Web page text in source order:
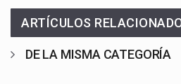
ARTÍCULOS
DE LA MISMA CATEGORÍA